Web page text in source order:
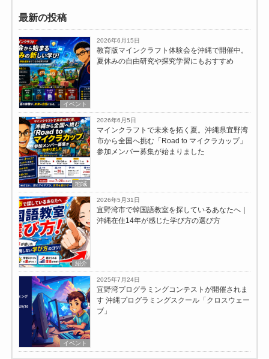
最新の投稿
イベント
2026年6月15日
教育版マインクラフト体験会を沖縄で開催中。
夏休みの自由研究や探究学習にもおすすめ
地域
2026年6月5日
マインクラフトで未来を拓く夏。沖縄県宜野湾
市から全国へ挑む「Road to マイクラカップ」
参加メンバー募集が始まりました
紹介
2026年5月31日
宜野湾市で韓国語教室を探しているあなたへ｜
沖縄在住14年が感じた学び方の選び方
イベント
2025年7月24日
宜野湾プログラミングコンテストが開催されま
す 沖縄プログラミングスクール「クロスウェー
ブ」